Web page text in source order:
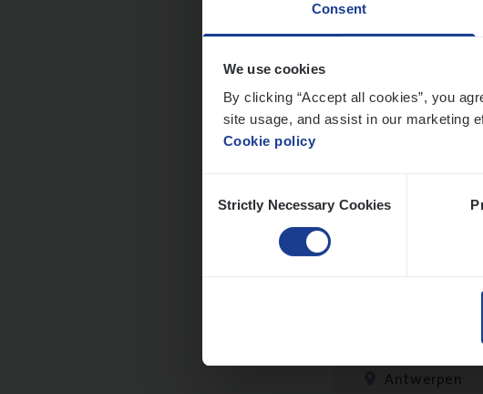
Consent
We use cookies
By clicking “Accept all cookies”, you
site usage, and assist in our marketing
Cookie policy
Selection
Strictly Necessary Cookies
Cus­to­mer
Antwerpen
Cor­po­ra­te
Sales
Antwerpen